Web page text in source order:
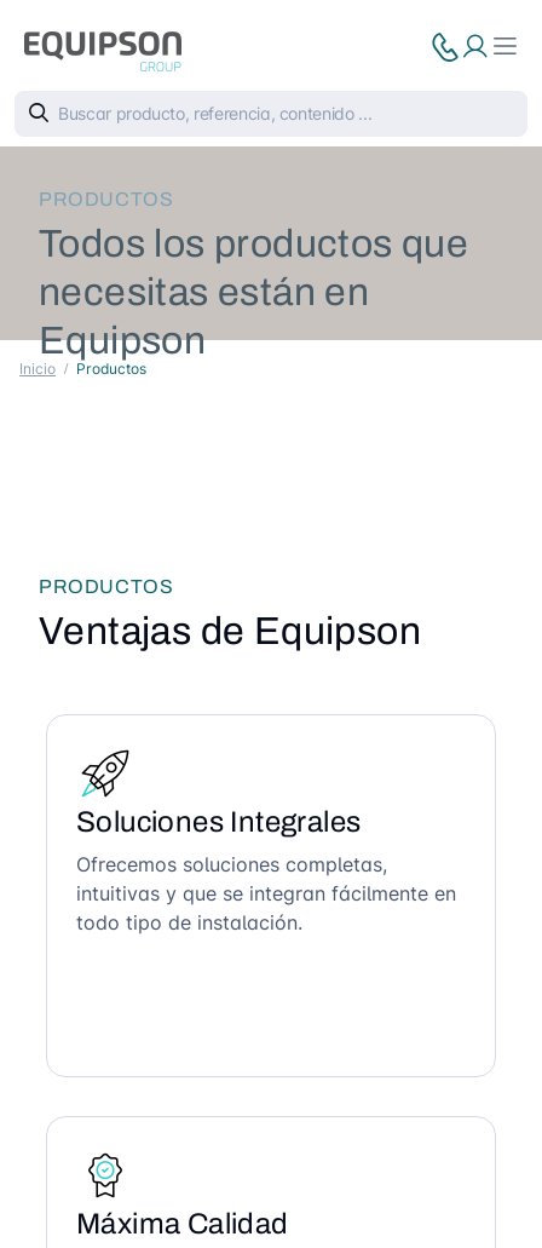
PRODUCTOS
Todos los productos que
necesitas están en
Equipson
Inicio Productos
PRODUCTOS
Ventajas de Equipson
Soluciones Integrales
Ofrecemos soluciones completas,
intuitivas y que se integran fácilmente en
todo tipo de instalación.
Máxima Calidad